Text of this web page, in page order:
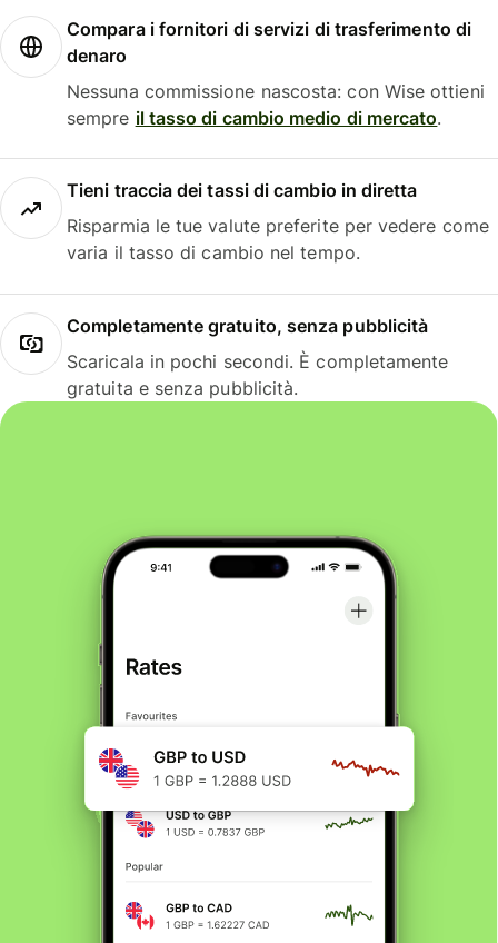
Compara i fornitori di servizi di trasferimento di
denaro
Nessuna commissione nascosta: con Wise ottieni
sempre il tasso di cambio medio di mercato.
Tieni traccia dei tassi di cambio in diretta
Risparmia le tue valute preferite per vedere come
varia il tasso di cambio nel tempo.
Completamente gratuito, senza pubblicità
Scaricala in pochi secondi. È completamente
gratuita e senza pubblicità.